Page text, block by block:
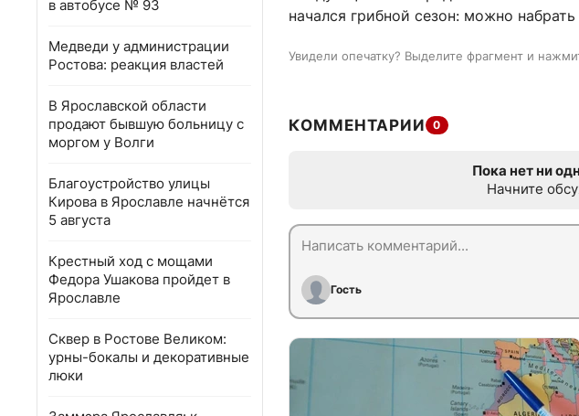
в автобусе № 93
Медведи у администрации
Ростова: реакция властей
В Ярославской области
продают бывшую больницу с
моргом у Волги
Благоустройство улицы
Кирова в Ярославле начнётся
5 августа
Крестный ход с мощами
Федора Ушакова пройдет в
Ярославле
Сквер в Ростове Великом:
урны-бокалы и декоративные
люки
начался грибной сезон: можно
Увидели опечатку? Выделите фрагмент и
КОММЕНТАРИИ 0
Пока нет ни
Начните
Гость